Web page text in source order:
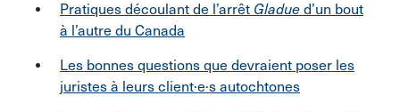
Pratiques découlant de l’arrêt Gladue d’un bout
à l’autre du Canada
Les bonnes questions que devraient poser les
juristes à leurs client·e·s autochtones